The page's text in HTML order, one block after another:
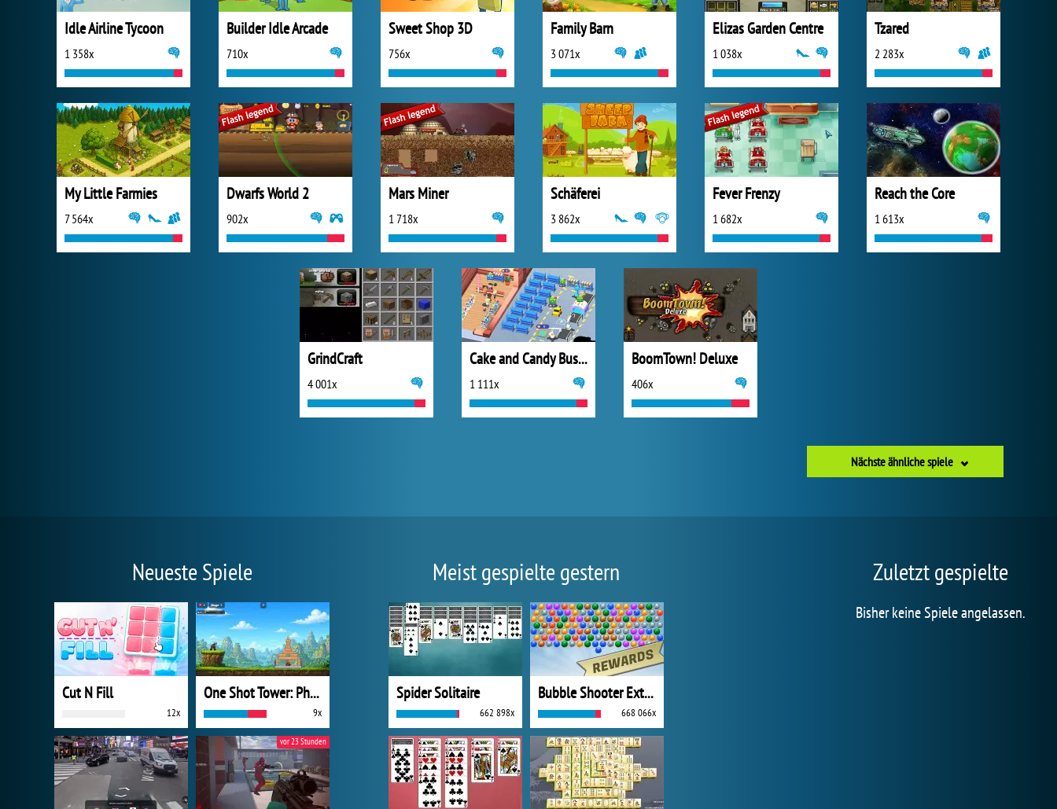
Idle Airline Tycoon
1 358x
Builder Idle Arcade
710x
Sweet Shop 3D
756x
Family Barn
3 071x
Elizas Garden Centre
1 038x
Tzared
2 283x
My Little Farmies
7 564x
Dwarfs World 2
902x
Mars Miner
1 718x
Schäferei
3 862x
Fever Frenzy
1 682x
Reach the Core
1 613x
GrindCraft
4 001x
Cake and Candy Business Tycoon
1 111x
BoomTown! Deluxe
406x
Nächste ähnliche spiele
Neueste Spiele
Cut N Fill
12x
One Shot Tower: Physics Destroyer
9x
vor 23 Stunden
Meist gespielte gestern
Spider Solitaire
662 898x
Bubble Shooter Extreme
668 066x
Zuletzt gespielte
Bisher keine Spiele angelassen.